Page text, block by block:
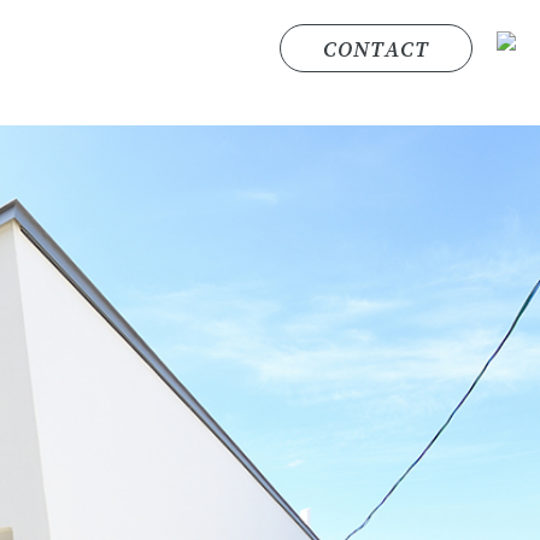
CONTACT